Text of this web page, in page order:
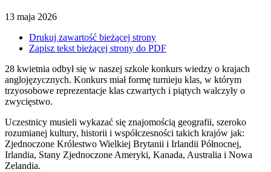
13 maja 2026
Drukuj zawartość bieżącej strony
Zapisz tekst bieżącej strony do PDF
28 kwietnia odbył się w naszej szkole konkurs wiedzy o krajach
anglojęzycznych. Konkurs miał formę turnieju klas, w którym
trzyosobowe reprezentacje klas czwartych i piątych walczyły o
zwycięstwo.
Uczestnicy musieli wykazać się znajomością geografii, szeroko
rozumianej kultury, historii i współczesności takich krajów jak:
Zjednoczone Królestwo Wielkiej Brytanii i Irlandii Północnej,
Irlandia, Stany Zjednoczone Ameryki, Kanada, Australia i Nowa
Zelandia.